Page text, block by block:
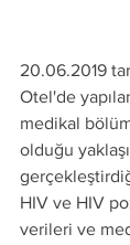
20.06.2019
Otel'de
medikal
olduğu
HIV ve HIV
verileri ve